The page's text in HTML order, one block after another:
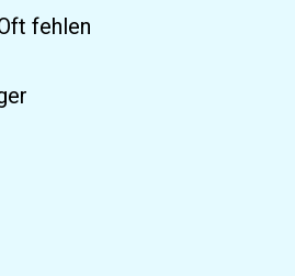
fehlen